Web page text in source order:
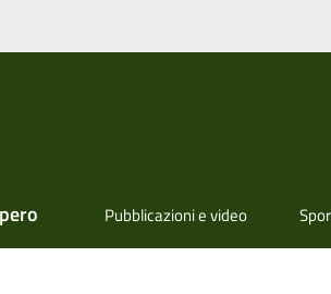
Pubblicazioni e video